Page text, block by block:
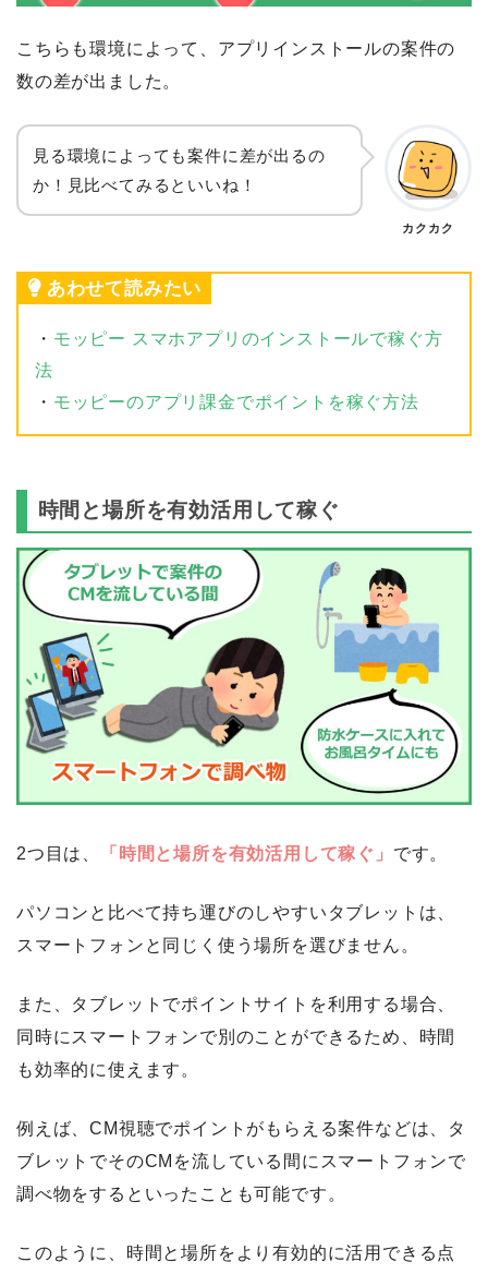
こちらも環境によって、アプリインストールの案件の
数の差が出ました。
見る環境によっても案件に差が出るの
か！見比べてみるといいね！
カクカク
あわせて読みたい
・ モッピー スマホアプリのインストールで稼ぐ方
法
・ モッピーのアプリ課金でポイントを稼ぐ方法
時間と場所を有効活用して稼ぐ
2つ目は、 「時間と場所を有効活用して稼ぐ」 です。
パソコンと比べて持ち運びのしやすいタブレットは、
スマートフォンと同じく使う場所を選びません。
また、タブレットでポイントサイトを利用する場合、
同時にスマートフォンで別のことができるため、時間
も効率的に使えます。
例えば、CM視聴でポイントがもらえる案件などは、タ
ブレットでそのCMを流している間にスマートフォンで
調べ物をするといったことも可能です。
このように、時間と場所をより有効的に活用できる点